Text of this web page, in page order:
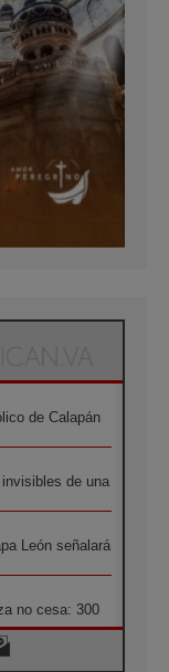
de Calapán
de una
León señalará
no cesa: 300